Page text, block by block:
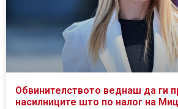
Обвинителството веднаш да ги
насилниците што по налог на